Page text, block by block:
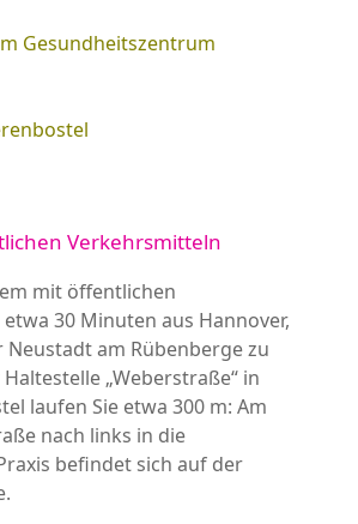
Gesundheitszentrum
Verkehrsmitteln
mit öffentlichen
30 Minuten aus Hannover,
Neustadt am Rübenberge zu
„Weberstraße“ in
laufen Sie etwa 300 m: Am
nach links in die
befindet sich auf der